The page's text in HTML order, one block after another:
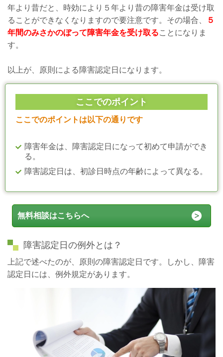
年より昔だと、時効により５年より昔の障害年金は受け取
ることができなくなりますので要注意です。その場合、
５
年間のみさかのぼって障害年金を受け取ることになりま
す。
以上が、原則による障害認定日になります。
ここでのポイント
ここでのポイントは以下の通りです
障害年金は、障害認定日になって初めて申請ができ
る。
障害認定日は、初診日時点の年齢によって異なる。
無料相談はこちらへ
障害認定日の例外とは？
上記で述べたのが、原則の障害認定日です。しかし、障害
認定日には、例外規定があります。